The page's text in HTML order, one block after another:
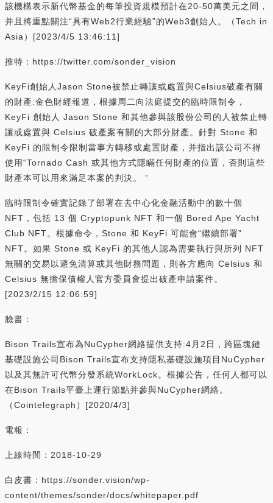
該機構表示新代幣基金的每筆投資規模預計在20-50萬美元之間，
并且將重點關注“具有Web2行業經驗”的Web3創始人。（Tech in
Asia）[2023/4/5 13:46:11]
推特：https://twitter.com/sonder_vision
KeyFi創始人Jason Stone被禁止轉讓或處置與Celsius破產有關
的財產:金色財經報道，根據周二向法庭提交的臨時限制令，
KeyFi 創始人 Jason Stone 和其他參與該股份公司的人被禁止轉
讓或處置與 Celsius 破產案有關的大部分財產。針對 Stone 和
KeyFi 的限制令限制當事方轉移或處置財產，并指出該公司不得
使用“Tornado Cash 或其他方式隱瞞任何財產的位置，否則這些
財產本可以用來滿足本案的判決。 ”
臨時限制令確實記錄了部署在去中心化金融活動中的數十個
NFT，包括 13 個 Cryptopunk NFT 和一個 Bored Ape Yacht
Club NFT。根據命令，Stone 和 KeyFi 可能會“繼續部署”
NFT。如果 Stone 或 KeyFi 的其他人認為需要執行與所列 NFT
無關的交易以避免清算或其他財務問題，則各方應向 Celsius 和
Celsius 無擔保債權人官方委員會提出破產申請案件。
[2023/2/15 12:06:59]
臉書：
Bison Trails宣布為NuCypher網絡提供支持:4月2日，跨區塊鏈
基礎設施公司Bison Trails宣布支持隱私基礎設施項目NuCypher
以及其無許可代幣分發系統WorkLock。根據公告，任何人都可以
在Bison Trails平臺上運行節點并參與NuCypher網絡。
（Cointelegraph）[2020/4/3]
電報：
上線時間：2018-10-29
白皮書：https://sonder.vision/wp-
content/themes/sonder/docs/whitepaper.pdf